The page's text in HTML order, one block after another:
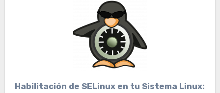
Habilitación de SELinux en tu Sistema Linux: